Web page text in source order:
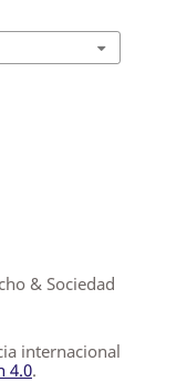
& Sociedad
internacional
4.0.